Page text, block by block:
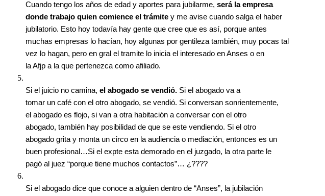
Cuando tengo los años de edad y aportes para jubilarme, será la empresa
donde trabajo quien comience el trámite y me avise cuando salga el haber
jubilatorio. Esto hoy todavía hay gente que cree que es así, porque antes
muchas empresas lo hacían, hoy algunas por gentileza también, muy pocas tal
vez lo hagan, pero en gral el tramite lo inicia el interesado en Anses o en
la Afjp a la que pertenezca como afiliado.
Si el juicio no camina, el abogado se vendió. Si el abogado va a
tomar un café con el otro abogado, se vendió. Si conversan sonrientemente,
el abogado es flojo, si van a otra habitación a conversar con el otro
abogado, también hay posibilidad de que se este vendiendo. Si el otro
abogado grita y monta un circo en la audiencia o mediación, entonces es un
buen profesional…Si el expte esta demorado en el juzgado, la otra parte le
pagó al juez “porque tiene muchos contactos”… ¿????
Si el abogado dice que conoce a alguien dentro de “Anses”, la jubilación